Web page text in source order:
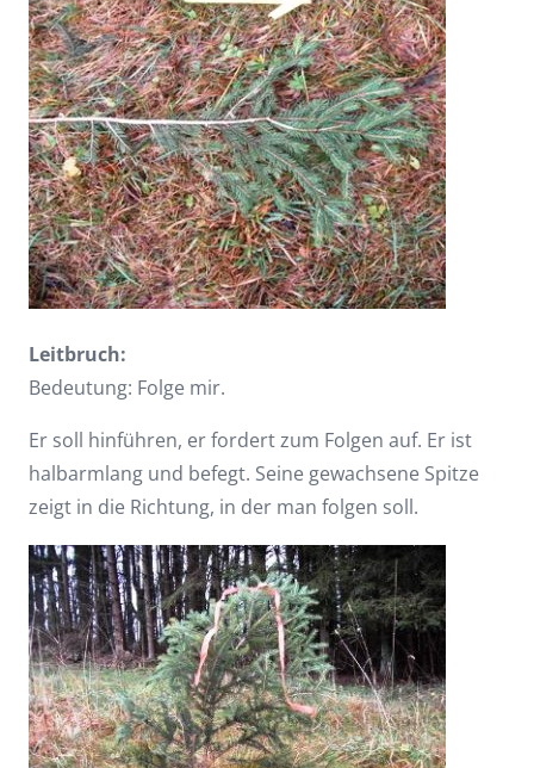
Leitbruch:
Bedeutung: Folge mir.
Er soll hinführen, er fordert zum Folgen auf. Er ist
halbarmlang und befegt. Seine gewachsene Spitze
zeigt in die Richtung, in der man folgen soll.